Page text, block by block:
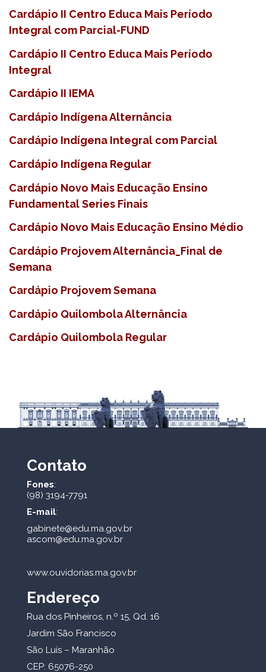
Cardápio II Centro Educa Mais Período
Integral com Parcial-FUND
Cardápio II Centro Educa Mais Período
Integral
Cardápio II IEMA
Cardápio Indígena Alternância
Cardápio Indígena Integral com Parcial
Cardápio Indígena Regular
Cardápio Novo Mais Educação Ensino
Fundamental Series Finais
Cardápio Novo Mais Educação Ensino Médio
Cardápio Projovem Alternância_Final de
Semana
Cardápio Projovem Semana
Cardápio Quilombola Alternância
Cardápio Quilombola Regular
Contato
Fones:
(98) 3194-7791
E-mail:
gabinete@edu.ma.gov.br
ascom@edu.ma.gov.br
www.ouvidorias.ma.gov.br
Endereço
Rua dos Pinheiros, n.º 15, Qd. 16
Jardim São Francisco
São Luís – Maranhão
CEP: 65076-250